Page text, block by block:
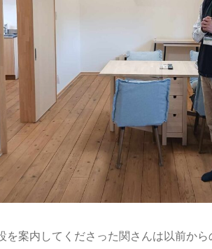
を案内してくださった関さんは以前から